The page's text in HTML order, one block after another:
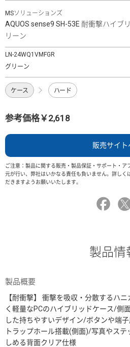
MSソリューションズ
AQUOS sense9 SH-53E 耐衝撃ハイブ
リーン
LN-24WQ1VMFGR
グリーン
ケース ハード
参考価格￥2,618
販売サイト
ご注意：製品に関する販売・製品保証・サポート・
元が行い、弊社はいかなる責任も負いません。詳しく
だきますようお願いいたします。
製品情
製品概要
【耐衝撃】 衝撃を吸収・分散するハ
く軽量なPCのハイブリッドケース/側
した持ちやすいデザイン/ボタンや端
トラップホール搭載(側面)/写真やス
しめる背面クリア仕様